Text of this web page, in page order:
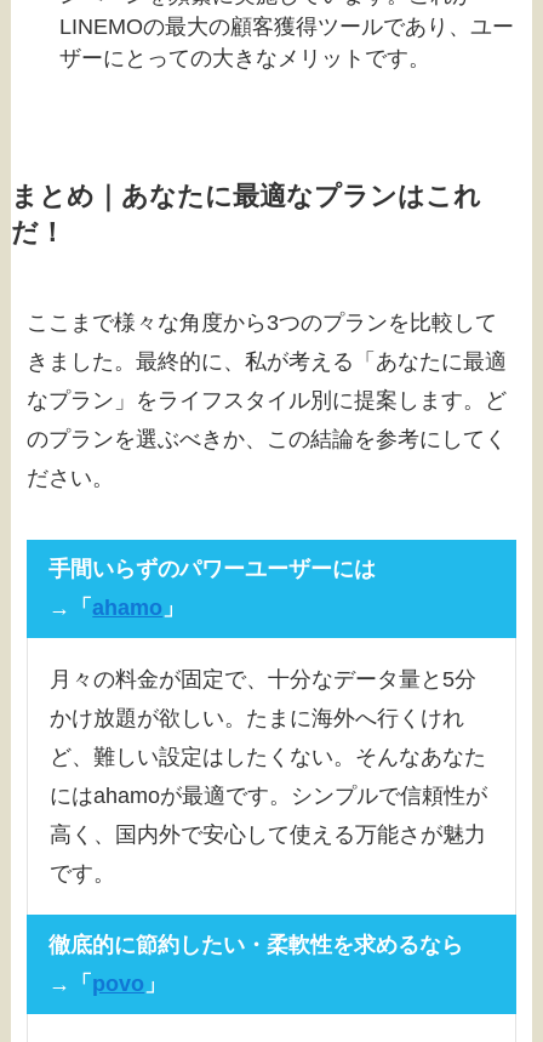
LINEMOの最大の顧客獲得ツールであり、ユー
ザーにとっての大きなメリットです。
まとめ｜あなたに最適なプランはこれ
だ！
ここまで様々な角度から3つのプランを比較して
きました。最終的に、私が考える「あなたに最適
なプラン」をライフスタイル別に提案します。ど
のプランを選ぶべきか、この結論を参考にしてく
ださい。
手間いらずのパワーユーザーには
→「ahamo 」
月々の料金が固定で、十分なデータ量と5分
かけ放題が欲しい。たまに海外へ行くけれ
ど、難しい設定はしたくない。そんなあなた
にはahamoが最適です。シンプルで信頼性が
高く、国内外で安心して使える万能さが魅力
です。
徹底的に節約したい・柔軟性を求めるなら
→「 povo 」